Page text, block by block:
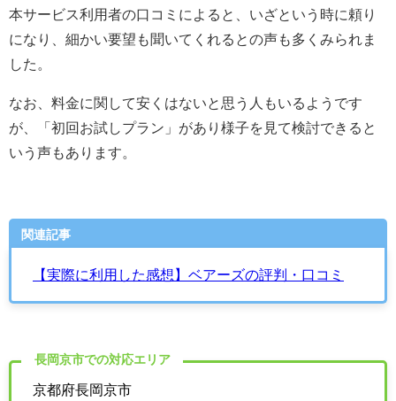
本サービス利用者の口コミによると、いざという時に頼り
になり、細かい要望も聞いてくれるとの声も多くみられま
した。
なお、料金に関して安くはないと思う人もいるようです
が、「初回お試しプラン」があり様子を見て検討できると
いう声もあります。
関連記事
【実際に利用した感想】ベアーズの評判・口コミ
長岡京市での対応エリア
京都府長岡京市